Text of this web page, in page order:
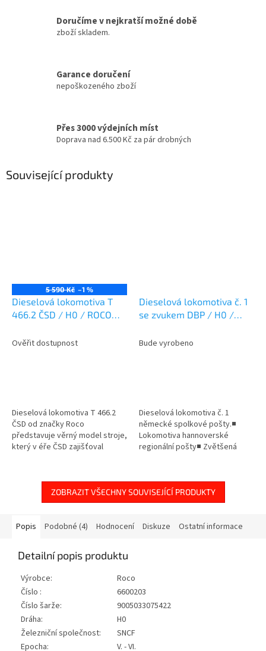
Doručíme v nejkratší možné době
zboží skladem.
Garance doručení
nepoškozeného zboží
Přes 3000 výdejních míst
Doprava nad 6.500 Kč za pár drobných
Související produkty
5 590 Kč –1 %
Dieselová lokomotiva T
466.2 ČSD / H0 / ROCO
Ověřit dostupnost
Dieselová lokomotiva T 466.2
ČSD od značky Roco
představuje věrný model stroje,
který v éře ČSD zajišťoval
propracovaný model...
Dieselová lokomotiva č. 1
se zvukem DBP / H0 /
Bude vyrobeno
Dieselová lokomotiva č. 1
německé spolkové pošty.■
Lokomotiva hannoverské
regionální pošty■ Zvětšená
trvale připájeným...
ZOBRAZIT VŠECHNY SOUVISEJÍCÍ PRODUKTY
Popis Podobné (4) Hodnocení Diskuze Ostatní informace
Detailní popis produktu
Výrobce:
Roco
Číslo :
6600203
Číslo šarže:
9005033075422
Dráha:
H0
Železniční společnost:
SNCF
Epocha:
V. - VI.